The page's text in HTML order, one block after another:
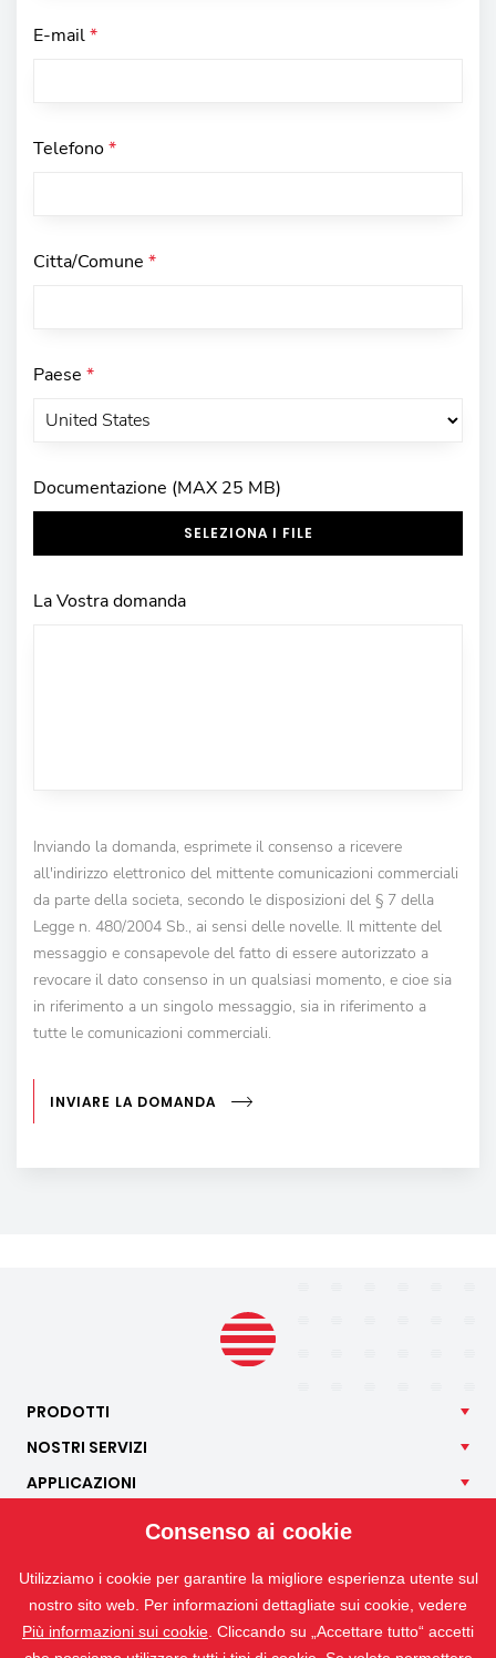
E-mail*
Telefono*
Citta/Comune *
Paese *
Documentazione (MAX 25 MB)
SELEZIONA I FILE
La Vostra domanda
Inviando la domanda, esprimete il consenso a ricevere
all'indirizzo elettronico del mittente comunicazioni commerciali
da parte della societa, secondo le disposizioni del § 7 della
Legge n. 480/2004 Sb., ai sensi delle novelle. Il mittente del
messaggio e consapevole del fatto di essere autorizzato a
revocare il dato consenso in un qualsiasi momento, e cioe sia
in riferimento a un singolo messaggio, sia in riferimento a
tutte le comunicazioni commerciali.
INVIARE LA DOMANDA
PRODOTTI
NOSTRI SERVIZI
APPLICAZIONI
Consenso ai cookie
Utilizziamo i cookie per garantire la migliore esperienza utente sul
nostro sito web. Per informazioni dettagliate sui cookie, vedere
Più informazioni sui cookie . Cliccando su „Accettare tutto“ accetti